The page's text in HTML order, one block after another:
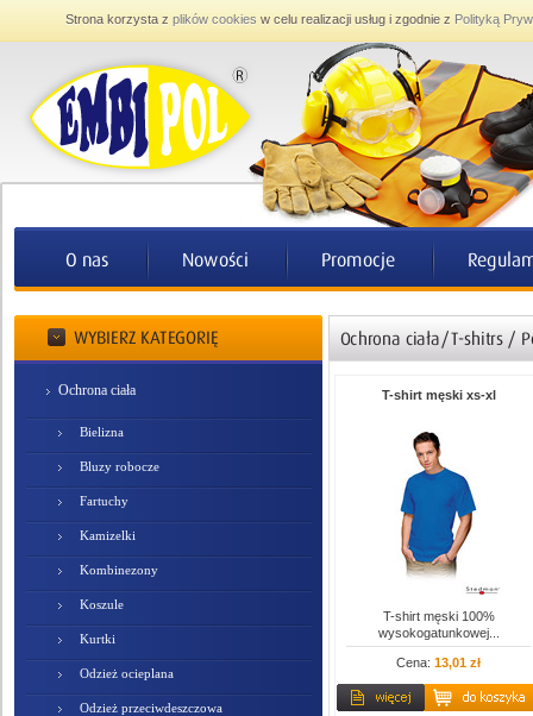
Strona korzysta z plików cookies w celu realizacji usług i zgodnie z Polityką
Ochrona ciała
Bielizna
Bluzy robocze
Fartuchy
Kamizelki
Kombinezony
Koszule
Kurtki
Odzież ocieplana
Odzież przeciwdeszczowa
T-shirt męski xs-xl
T-shirt męski 100%
wysokogatunkowej...
Cena: 13,01 zł